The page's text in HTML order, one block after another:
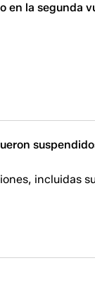
en la segunda
incluidas